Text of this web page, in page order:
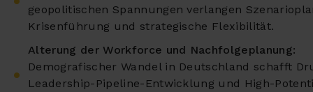
geopolitischen Spannungen verlangen
Krisenführung und strategische Flexibilität.
Alterung der Workforce und Nachfolgeplanung:
Demografischer Wandel in Deutschland schafft
Leadership-Pipeline-Entwicklung und High-